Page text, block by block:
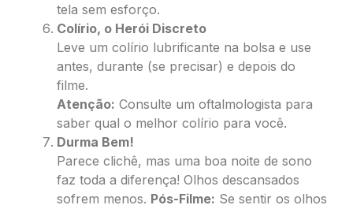
tela sem esforço.
Colírio, o Herói Discreto
Leve um colírio lubrificante na bolsa e use
antes, durante (se precisar) e depois do
filme.
Atenção: Consulte um oftalmologista para
saber qual o melhor colírio para você.
Durma Bem!
Parece clichê, mas uma boa noite de sono
faz toda a diferença! Olhos descansados
sofrem menos. Pós-Filme: Se sentir os olhos